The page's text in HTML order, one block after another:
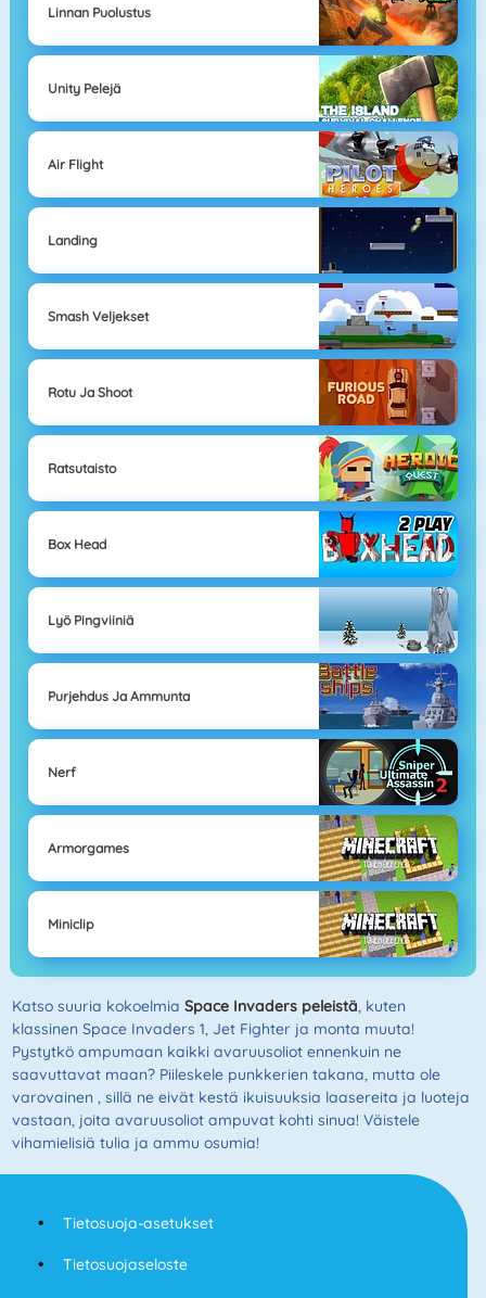
Linnan Puolustus
Unity Pelejä
Air Flight
Landing
Smash Veljekset
Rotu Ja Shoot
Ratsutaisto
Box Head
Lyö Pingviiniä
Purjehdus Ja Ammunta
Nerf
Armorgames
Miniclip
Katso suuria kokoelmia Space Invaders peleistä, kuten
klassinen Space Invaders 1, Jet Fighter ja monta muuta!
Pystytkö ampumaan kaikki avaruusoliot ennenkuin ne
saavuttavat maan? Piileskele punkkerien takana, mutta ole
varovainen , sillä ne eivät kestä ikuisuuksia laasereita ja luoteja
vastaan, joita avaruusoliot ampuvat kohti sinua! Väistele
vihamielisiä tulia ja ammu osumia!
Tietosuoja-asetukset
Tietosuojaseloste